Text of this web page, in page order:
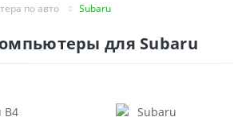
по авто Subaru
для Subaru